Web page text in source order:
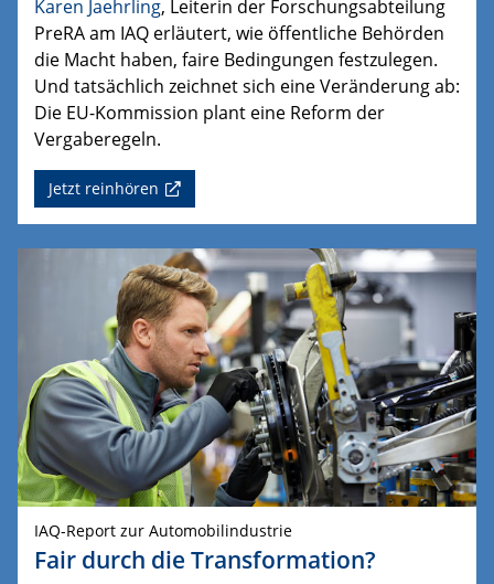
Karen Jaehrling, Leiterin der Forschungsabteilung
PreRAam IAQ erläutert, wie öffentliche Behörden
die Macht haben, faire Bedingungen festzulegen.
Und tatsächlich zeichnet sich eine Veränderung ab:
Die EU-Kommission plant eine Reform der
Vergaberegeln.
Jetzt reinhören
IAQ-Report zur Automobilindustrie
Fair durch die Transformation?